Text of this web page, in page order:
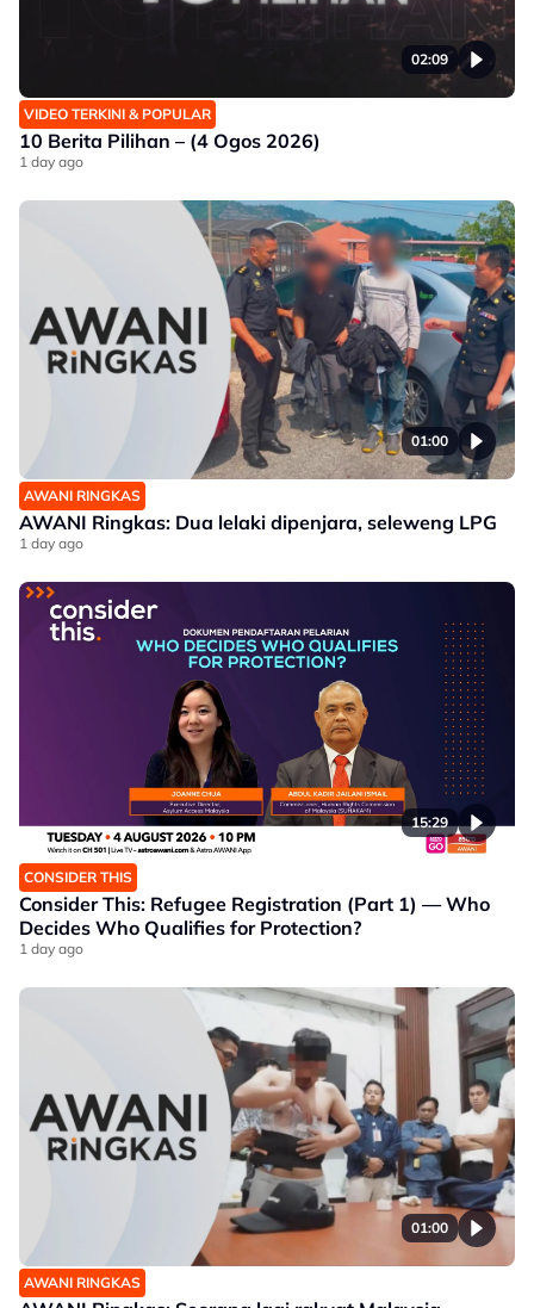
02:09
VIDEO TERKINI & POPULAR
10 Berita Pilihan – (4 Ogos 2026)
1 day ago
01:00
AWANI RINGKAS
AWANI Ringkas: Dua lelaki dipenjara, seleweng LPG
1 day ago
15:29
CONSIDER THIS
Consider This: Refugee Registration (Part 1) — Who
Decides Who Qualifies for Protection?
1 day ago
01:00
AWANI RINGKAS